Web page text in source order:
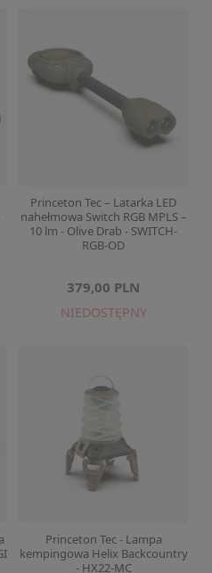
Princeton Tec – Latarka LED
nahełmowa Switch RGB MPLS –
10 lm - Olive Drab - SWITCH-
RGB-OD
379,00 PLN
NIEDOSTĘPNY
Princeton Tec - Lampa
kempingowa Helix Backcountry
- HX22-MC